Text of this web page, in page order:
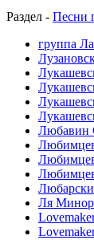
Раздел - Песни
группа
Любавин
Ля Минор